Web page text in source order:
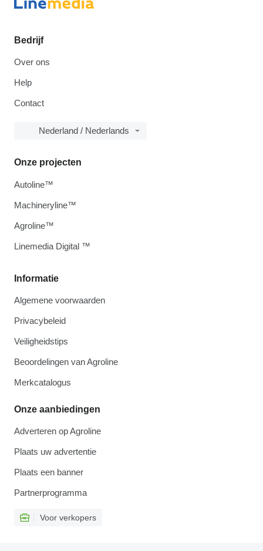
Bedrijf
Over ons
Help
Contact
Nederland / Nederlands
Informatie
Algemene voorwaarden
Privacybeleid
Veiligheidstips
Beoordelingen van Agroline
Merkcatalogus
Onze aanbiedingen
Adverteren op Agroline
Plaats uw advertentie
Plaats een banner
Partnerprogramma
Voor verkopers
Onze projecten
Autoline™
Machineryline™
Agroline™
Linemedia Digital ™